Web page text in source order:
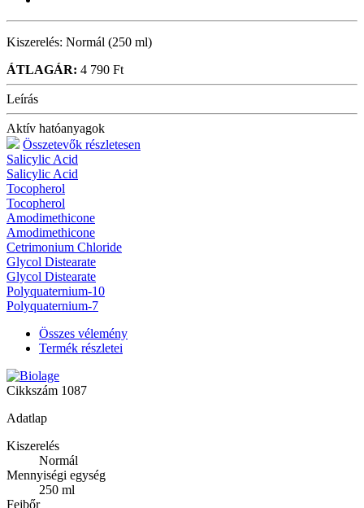
Kiszerelés: Normál (250 ml)
ÁTLAGÁR: 4 790 Ft
Leírás
Aktív hatóanyagok
Összetevők részletesen
Salicylic Acid
Salicylic Acid
Tocopherol
Tocopherol
Amodimethicone
Amodimethicone
Cetrimonium Chloride
Glycol Distearate
Glycol Distearate
Polyquaternium-10
Polyquaternium-7
Összes vélemény
Termék részletei
Cikkszám 1087
Adatlap
Kiszerelés
Normál
Mennyiségi egység
250 ml
Fejbőr